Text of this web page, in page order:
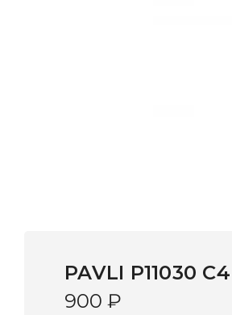
PAVLI P11030 C4
900 ₽